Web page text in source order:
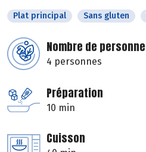
Plat principal Sans gluten
Nombre de
4 personnes
Préparation
10 min
Cuisson